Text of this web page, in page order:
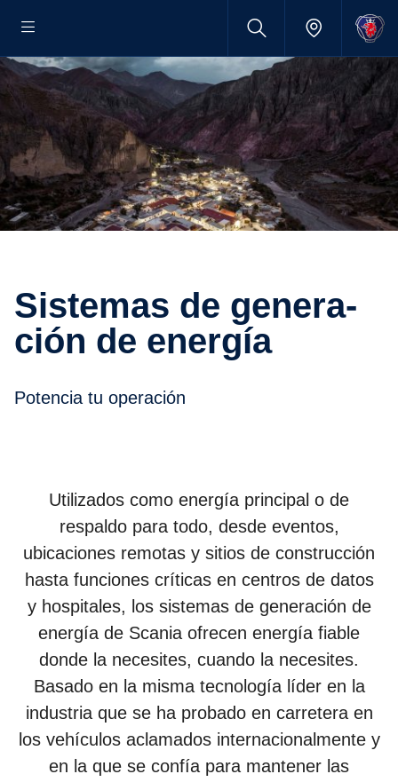
Sistemas de genera­
ción de energía
Potencia tu opera­ción
Utilizados como energía principal o de
respaldo para todo, desde eventos,
ubicaciones remotas y sitios de construcción
hasta funciones críticas en centros de datos
y hospitales, los sistemas de generación de
energía de Scania ofrecen energía fiable
donde la necesites, cuando la necesites.
Basado en la misma tecnología líder en la
industria que se ha probado en carretera en
los vehículos aclamados internacionalmente y
en la que se confía para mantener las